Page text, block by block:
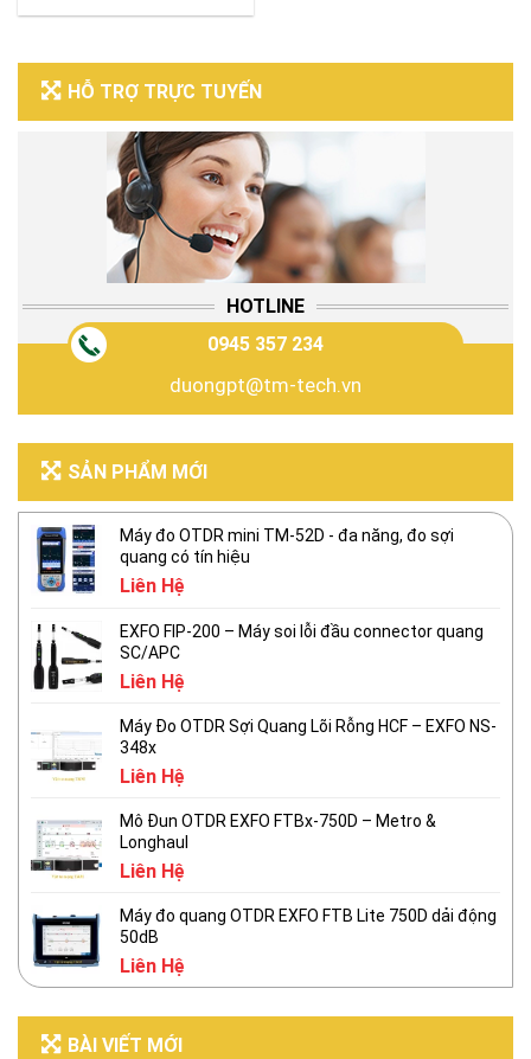
HỖ TRỢ TRỰC TUYẾN
HOTLINE
0945 357 234
duongpt@tm-tech.vn
SẢN PHẨM MỚI
Máy đo OTDR mini TM-52D - đa năng, đo sợi
quang có tín hiệu
Liên Hệ
EXFO FIP-200 – Máy soi lỗi đầu connector quang
SC/APC
Liên Hệ
Máy Đo OTDR Sợi Quang Lõi Rỗng HCF – EXFO NS-
348x
Liên Hệ
Mô Đun OTDR EXFO FTBx-750D – Metro &
Longhaul
Liên Hệ
Máy đo quang OTDR EXFO FTB Lite 750D dải động
50dB
Liên Hệ
BÀI VIẾT MỚI